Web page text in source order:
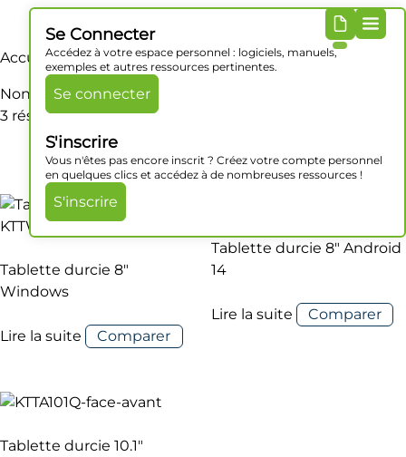
Se Connecter
Accédez à votre espace personnel : logiciels, manuels,
exemples et autres ressources pertinentes.
Se connecter
S'inscrire
Vous n'êtes pas encore inscrit ? Créez votre compte personnel
en quelques clics et accédez à de nombreuses ressources !
S'inscrire
Accueil/ Produit Série / Non
Non
3 résultats affichés
Tablette durcie 8″
Windows
Lire la suite Comparer
Tablette durcie 8″ Android
14
Lire la suite Comparer
Tablette durcie 10.1″